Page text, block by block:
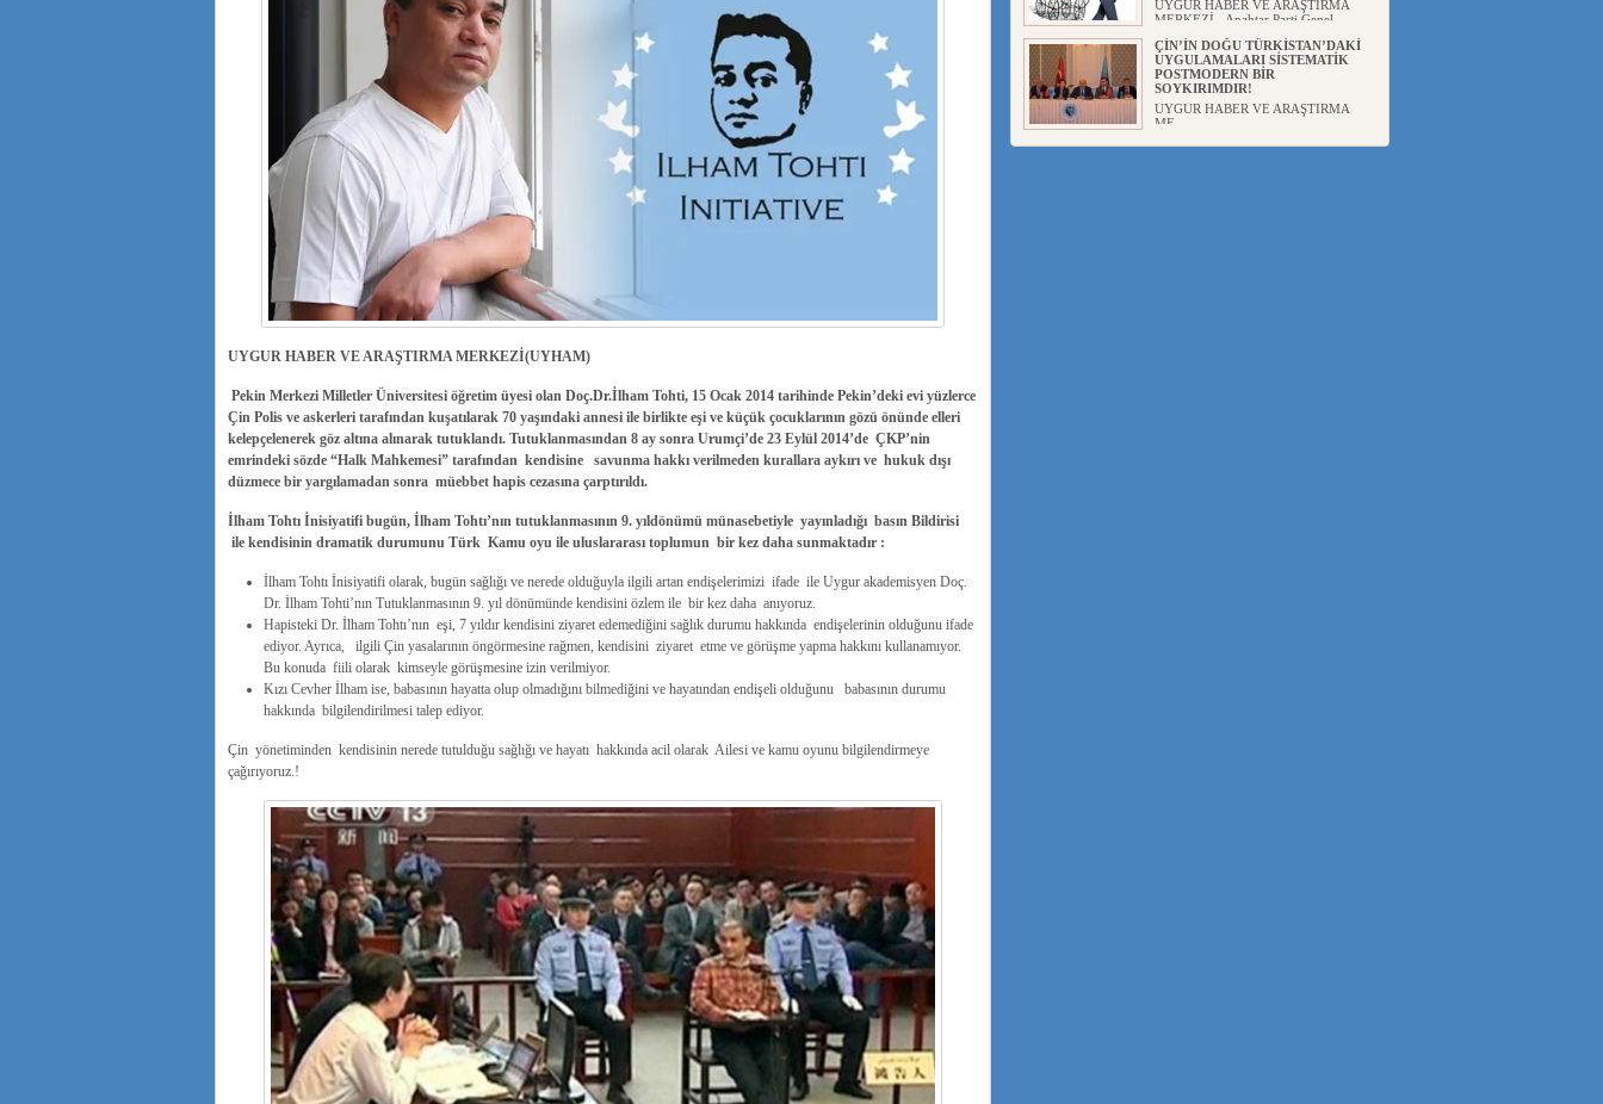
UYGUR HABER VE ARAŞTIRMA MERKEZİ(UYHAM)
Pekin Merkezi Milletler Üniversitesi öğretim üyesi olan Doç.Dr.İlham Tohti, 15 Ocak 2014 tarihinde Pekin’deki evi yüzlerce
Çin Polis ve askerleri tarafından kuşatılarak 70 yaşındaki annesi ile birlikte eşi ve küçük çocuklarının gözü önünde elleri
kelepçelenerek göz altına alınarak tutuklandı. Tutuklanmasından 8 ay sonra Urumçi’de 23 Eylül 2014’de ÇKP’nin
emrindeki sözde “Halk Mahkemesi” tarafından kendisine savunma hakkı verilmeden kurallara aykırı ve hukuk dışı
düzmece bir yargılamadan sonra müebbet hapis cezasına çarptırıldı.
İlham Tohtı İnisiyatifi bugün, İlham Tohtı’nın tutuklanmasının 9. yıldönümü münasebetiyle yayınladığı basın Bildirisi
ile kendisinin dramatik durumunu Türk Kamu oyu ile uluslararası toplumun bir kez daha sunmaktadır :
İlham Tohtı İnisiyatifi olarak, bugün sağlığı ve nerede olduğuyla ilgili artan endişelerimizi ifade ile Uygur akademisyen Doç.
Dr. İlham Tohti’nın Tutuklanmasının 9. yıl dönümünde kendisini özlem ile bir kez daha anıyoruz.
Hapisteki Dr. İlham Tohtı’nın eşi, 7 yıldır kendisini ziyaret edemediğini sağlık durumu hakkında endişelerinin olduğunu ifade
ediyor. Ayrıca, ilgili Çin yasalarının öngörmesine rağmen, kendisini ziyaret etme ve görüşme yapma hakkını kullanamıyor.
Bu konuda fiili olarak kimseyle görüşmesine izin verilmiyor.
Kızı Cevher İlham ise, babasının hayatta olup olmadığını bilmediğini ve hayatından endişeli olduğunu babasının durumu
hakkında bilgilendirilmesi talep ediyor.
Çin yönetiminden kendisinin nerede tutulduğu sağlığı ve hayatı hakkında acil olarak Ailesi ve kamu oyunu bilgilendirmeye
çağırıyoruz.!
UYGUR HABER VE ARAŞTIRMA
MERKEZİ Anahtar Parti Genel
ÇİN’İN DOĞU TÜRKİSTAN’DAKİ
UYGULAMALARI SİSTEMATİK
POSTMODERN BİR
SOYKIRIMDIR!
UYGUR HABER VE ARAŞTIRMA
ME...
DİYANET AKADEMİSİ BAŞKANI